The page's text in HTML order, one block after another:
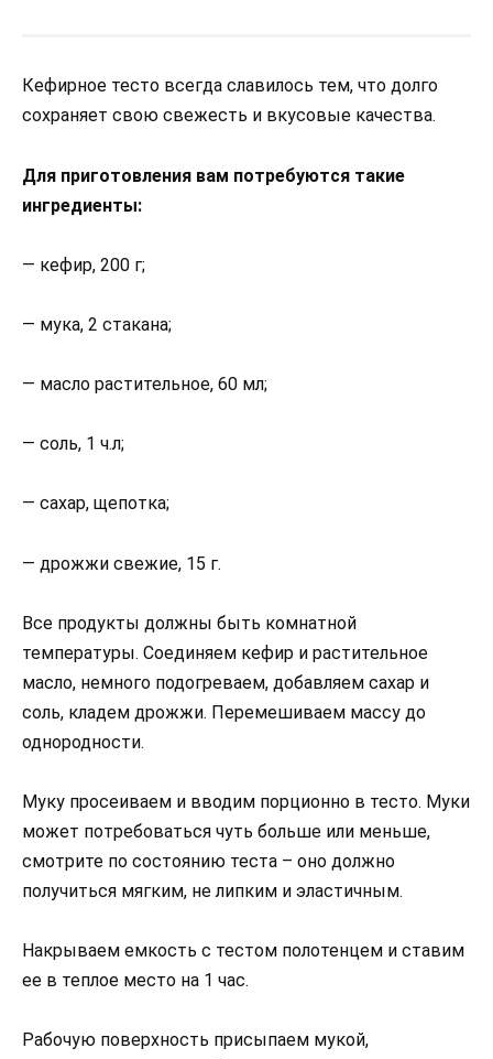
Кефирное тесто всегда славилось тем, что долго
сохраняет свою свежесть и вкусовые качества.
Для приготовления вам потребуются такие
ингредиенты:
— кефир, 200 г;
— мука, 2 стакана;
— масло растительное, 60 мл;
— соль, 1 ч.л;
— сахар, щепотка;
— дрожжи свежие, 15 г.
Все продукты должны быть комнатной
температуры. Соединяем кефир и растительное
масло, немного подогреваем, добавляем сахар и
соль, кладем дрожжи. Перемешиваем массу до
однородности.
Муку просеиваем и вводим порционно в тесто. Муки
может потребоваться чуть больше или меньше,
смотрите по состоянию теста – оно должно
получиться мягким, не липким и эластичным.
Накрываем емкость с тестом полотенцем и ставим
ее в теплое место на 1 час.
Рабочую поверхность присыпаем мукой,